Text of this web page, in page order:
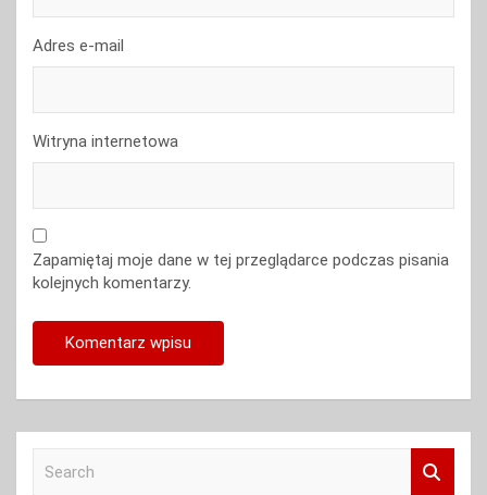
Adres e-mail
Witryna internetowa
Zapamiętaj moje dane w tej przeglądarce podczas pisania
kolejnych komentarzy.